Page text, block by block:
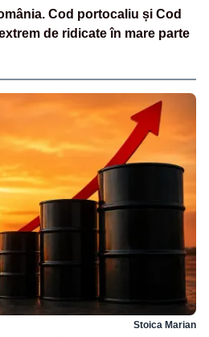
Cod portocaliu și Cod
de ridicate în mare parte
Stoica Marian